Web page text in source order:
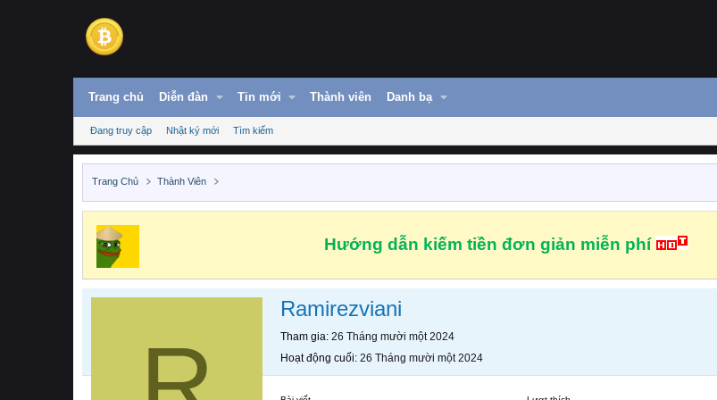
Trang chủ Diễn đàn Tin mới Thành viên Danh bạ
Đang truy cập Nhật ký mới Tìm kiếm
Trang Chủ Thành Viên
Hướng dẫn kiếm tiền đơn giản miễn phí
Ramirezviani
Tham gia 26 Tháng mười một 2024
Hoạt động cuối 26 Tháng mười một 2024